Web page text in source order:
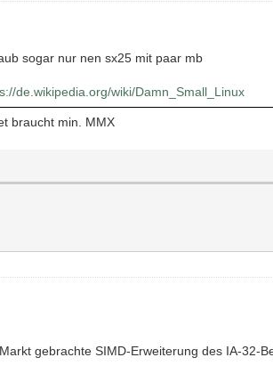
sogar nur nen sx25 mit paar mb
de.wikipedia.org/wiki/Damn_Small_Linux
braucht min. MMX
gebrachte SIMD-Erweiterung des IA-32-